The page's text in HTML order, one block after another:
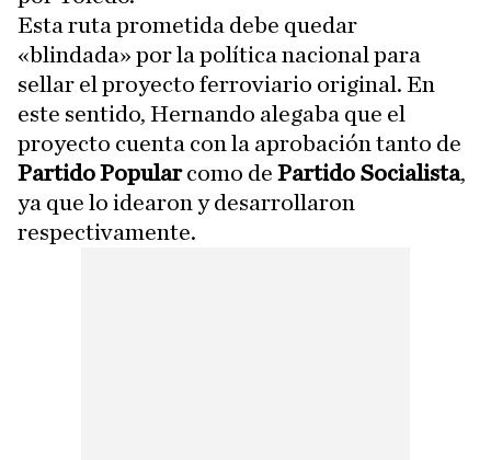
Esta ruta prometida debe quedar
«blindada» por la política nacional para
sellar el proyecto ferroviario original. En
este sentido, Hernando alegaba que el
proyecto cuenta con la aprobación tanto de
Partido Popularcomo de Partido Socialista,
ya que lo idearon y desarrollaron
respectivamente.